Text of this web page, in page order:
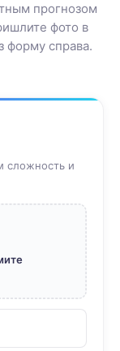
прогнозом
фото в
форму справа.
сложность и